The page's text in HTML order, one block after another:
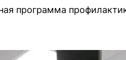
программа